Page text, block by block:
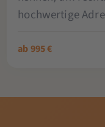
hochwertige
ab 995 €